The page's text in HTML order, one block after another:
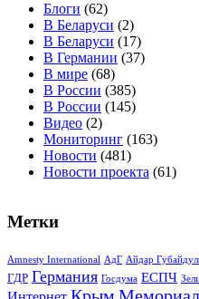
Блоги (62)
В Беларуси (2)
В Беларуси (17)
В Германии (37)
В мире (68)
В России (385)
В России (145)
Видео (2)
Мониторинг (163)
Новости (481)
Новости проекта (61)
Метки
Amnesty International АдГ Айдар
ГДР Германия Госдума ЕСПЧ